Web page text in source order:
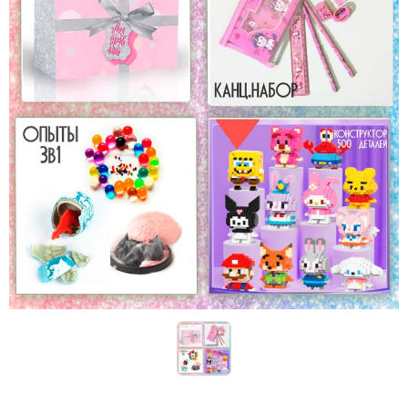
Футболки-раскраски на 14 февраля
Футболки-раскраски
Кружки-раскраски
Рюкзаки-раскраски
Сумки-раскраски
Наборы для творчества
Книги новогодние
Новогодний декор и материалы
Новогодняя подарочная упаковка